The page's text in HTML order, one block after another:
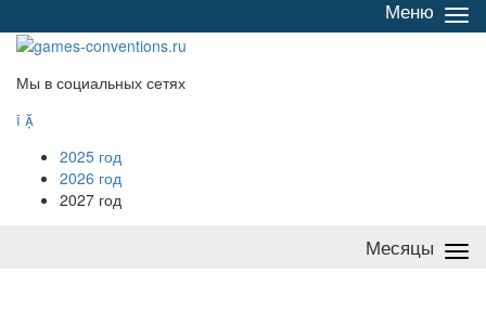
/
Меню
Мы в социальных сетях
 
2025 год
2026 год
2027 год
Месяцы